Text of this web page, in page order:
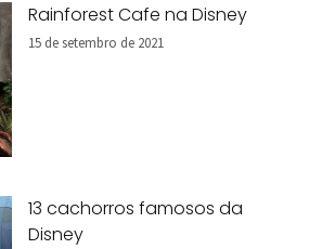
Rainforest Cafe na Disney
15 de setembro de 2021
13 cachorros famosos da
Disney